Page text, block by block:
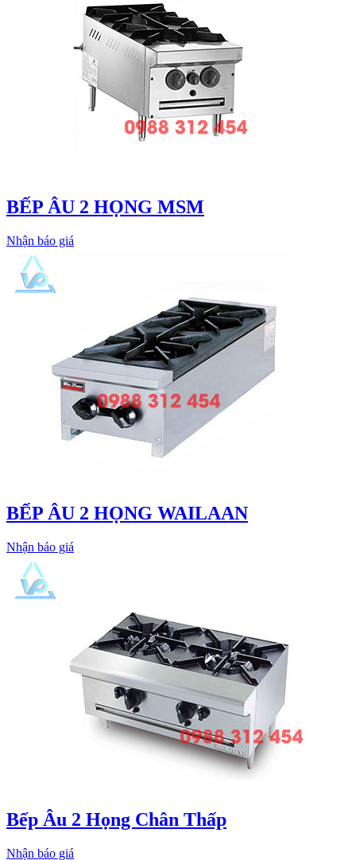
BẾP ÂU 2 HỌNG MSM
Nhận báo giá
BẾP ÂU 2 HỌNG WAILAAN
Nhận báo giá
Bếp Âu 2 Họng Chân Thấp
Nhận báo giá